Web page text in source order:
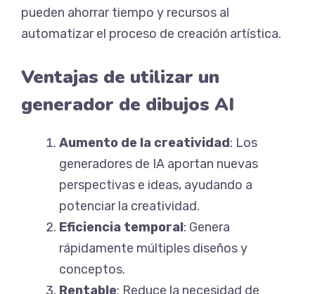
pueden ahorrar tiempo y recursos al
automatizar el proceso de creación artística.
Ventajas de utilizar un
generador de dibujos AI
Aumento de la creatividad: Los
generadores de IA aportan nuevas
perspectivas e ideas, ayudando a
potenciar la creatividad.
Eficiencia temporal: Genera
rápidamente múltiples diseños y
conceptos.
Rentable: Reduce la necesidad de